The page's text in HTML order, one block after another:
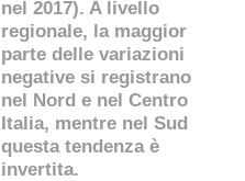
nel 2017). A livello
regionale, la maggior
parte delle variazioni
negative si registrano
nel Nord e nel Centro
Italia, mentre nel Sud
questa tendenza è
invertita.